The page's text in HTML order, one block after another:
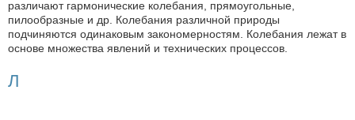
различают гармонические колебания, прямоугольные,
пилообразные и др. Колебания различной природы
подчиняются одинаковым закономерностям. Колебания лежат в
основе множества явлений и технических процессов.
Л